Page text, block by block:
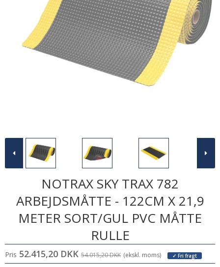
NOTRAX SKY TRAX 782
ARBEJDSMÅTTE - 122CM X 21,9
METER SORT/GUL PVC MÅTTE
RULLE
Pris 52.415,20 DKK 54.015,20 DKK (ekskl. moms) ✓ Fri fragt